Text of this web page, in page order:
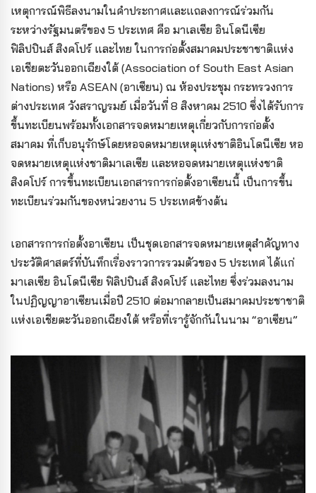
เหตุการณ์พิธีลงนามในคำประกาศและแถลงการณ์ร่วมกัน
ระหว่างรัฐมนตรีของ 5 ประเทศ คือ มาเลเซีย อินโดนีเซีย
ฟิลิปปินส์ สิงคโปร์ และไทย ในการก่อตั้งสมาคมประชาชาติแห่ง
เอเชียตะวันออกเฉียงใต้ (Association of South East Asian
Nations) หรือ ASEAN (อาเซียน) ณ ห้องประชุม กระทรวงการ
ต่างประเทศ วังสราญรมย์ เมื่อวันที่ 8 สิงหาคม 2510 ซึ่งได้รับการ
ขึ้นทะเบียนพร้อมทั้งเอกสารจดหมายเหตุเกี่ยวกับการก่อตั้ง
สมาคม ที่เก็บอนุรักษ์โดยหอจดหมายเหตุแห่งชาติอินโดนีเซีย หอ
จดหมายเหตุแห่งชาติมาเลเซีย และหอจดหมายเหตุแห่งชาติ
สิงคโปร์ การขึ้นทะเบียนเอกสารการก่อตั้งอาเซียนนี้ เป็นการขึ้น
ทะเบียนร่วมกันของหน่วยงาน 5 ประเทศข้างต้น
เอกสารการก่อตั้งอาเซียน เป็นชุดเอกสารจดหมายเหตุสำคัญทาง
ประวัติศาสตร์ที่บันทึกเรื่องราวการรวมตัวของ 5 ประเทศ ได้แก่
มาเลเซีย อินโดนีเซีย ฟิลิปปินส์ สิงคโปร์ และไทย ซึ่งร่วมลงนาม
ในปฏิญญาอาเซียนเมื่อปี 2510 ต่อมากลายเป็นสมาคมประชาชาติ
แห่งเอเชียตะวันออกเฉียงใต้ หรือที่เรารู้จักกันในนาม “อาเซียน”